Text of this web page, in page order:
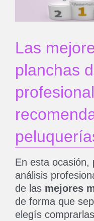
Las
planchas
En esta ocasión,
análisis
de las mejores
de forma que
elegís